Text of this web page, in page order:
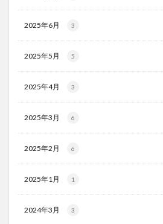
2025年6月 3
2025年5月 5
2025年4月 3
2025年3月 6
2025年2月 6
2025年1月 1
2024年3月 3